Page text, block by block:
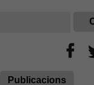
Publicacions